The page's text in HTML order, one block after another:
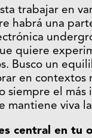
trabajar en
habrá una
quiere
Busco un
en contextos
siempre el más
mantiene viva
central en tu